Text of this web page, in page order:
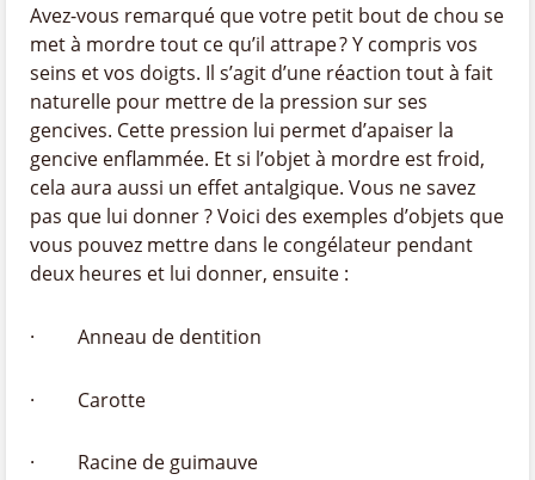
Avez-vous remarqué que votre petit bout de chou se
met à mordre tout ce qu’il attrape ? Y compris vos
seins et vos doigts. Il s’agit d’une réaction tout à fait
naturelle pour mettre de la pression sur ses
gencives. Cette pression lui permet d’apaiser la
gencive enflammée. Et si l’objet à mordre est froid,
cela aura aussi un effet antalgique. Vous ne savez
pas que lui donner ? Voici des exemples d’objets que
vous pouvez mettre dans le congélateur pendant
deux heures et lui donner, ensuite :
· Anneau de dentition
· Carotte
· Racine de guimauve